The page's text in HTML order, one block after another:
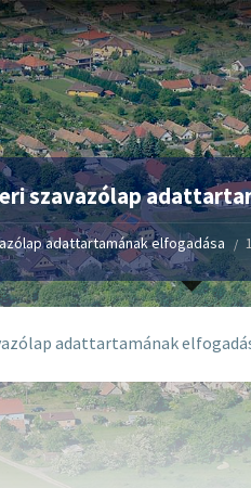
szavazólap
adattartamának elfogadása
adattartamának